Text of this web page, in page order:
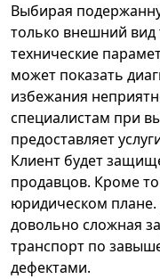
Выбирая
только внешний вид
технические
может показать
избежания
специалистам при
предоставляет
Клиент будет
продавцов. Кроме
юридическом плане.
довольно сложная
транспорт по
дефектами.